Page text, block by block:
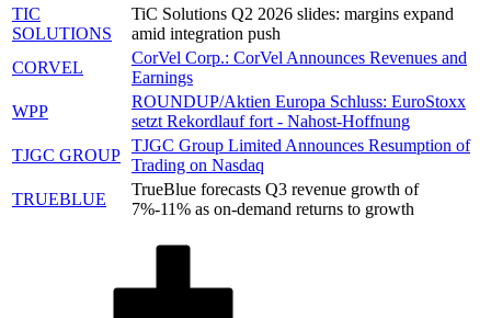
TIC
SOLUTIONS
TiC Solutions Q2 2026 slides: margins expand
amid integration push
CORVEL
CorVel Corp.: CorVel Announces Revenues and
Earnings
WPP
ROUNDUP/Aktien Europa Schluss: EuroStoxx
setzt Rekordlauf fort - Nahost-Hoffnung
TJGC GROUP
TJGC Group Limited Announces Resumption of
Trading on Nasdaq
TRUEBLUE
TrueBlue forecasts Q3 revenue growth of
7%-11% as on-demand returns to growth